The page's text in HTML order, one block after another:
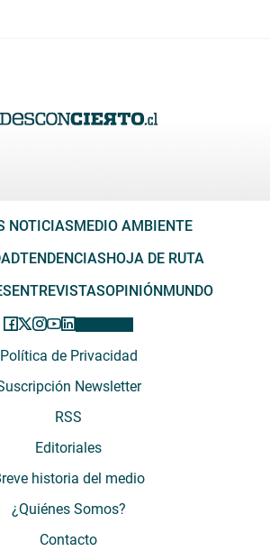
NOTICIASMEDIO AMBIENTE
TENDENCIASHOJA DE RUTA
ENTREVISTASOPINIÓNMUNDO
Política de Privacidad
Newsletter
RSS
Editoriales
historia del medio
¿Quiénes Somos?
Contacto